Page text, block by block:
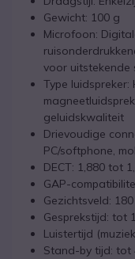
Gewicht: 100 g
Microfoon:
voor uitstekende
Type
geluidskwaliteit
Drievoudige
PC/softphone,
DECT: 1,880 tot
GAP-
Gezichtsveld: 180
Gesprekstijd: tot
Luistertijd
Stand-by tijd: tot